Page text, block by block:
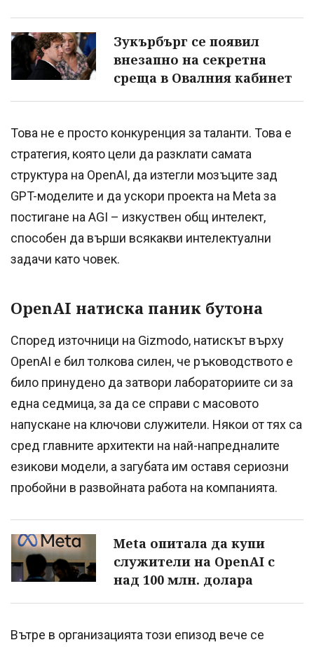
Зукърбърг се появил
внезапно на секретна
среща в Овалния кабинет
Това не е просто конкуренция за таланти. Това е
стратегия, която цели да разклати самата
структура на OpenAI, да изтегли мозъците зад
GPT-моделите и да ускори проекта на Meta за
постигане на AGI – изкуствен общ интелект,
способен да върши всякакви интелектуални
задачи като човек.
OpenAI натиска паник бутона
Според източници на Gizmodo, натискът върху
OpenAI е бил толкова силен, че ръководството е
било принудено да затвори лабораториите си за
една седмица, за да се справи с масовото
напускане на ключови служители. Някои от тях са
сред главните архитекти на най-напредналите
езикови модели, а загубата им оставя сериозни
пробойни в развойната работа на компанията.
Meta опитала да купи
служители на OpenAI с
над 100 млн. долара
Вътре в организацията този епизод вече се